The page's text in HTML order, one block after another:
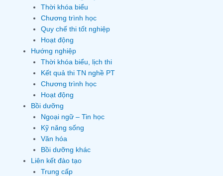
Thời khóa biểu
Chương trình học
Quy chế thi tốt nghiệp
Hoạt động
Hướng nghiệp
Thời khóa biểu, lịch thi
Kết quả thi TN nghề PT
Chương trình học
Hoạt động
Bồi dưỡng
Ngoại ngữ – Tin học
Kỹ năng sống
Văn hóa
Bồi dưỡng khác
Liên kết đào tạo
Trung cấp